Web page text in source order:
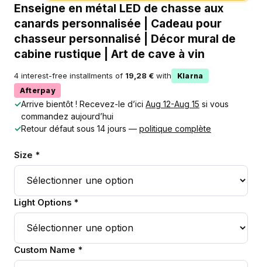
Enseigne en métal LED de chasse aux
canards personnalisée | Cadeau pour
chasseur personnalisé | Décor mural de
cabine rustique | Art de cave à vin
4 interest-free installments of 19,28 € with
Klarna
Afterpay
✓Arrive bientôt ! Recevez-le d’ici Aug 12-Aug 15 si vous
commandez aujourd’hui
✓Retour défaut sous 14 jours — politique complète
Size *
Light Options *
Custom Name *